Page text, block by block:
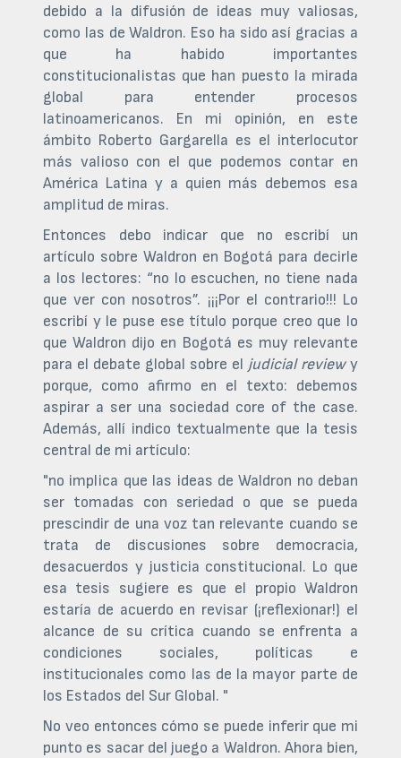
debido a la difusión de ideas muy valiosas,
como las de Waldron. Eso ha sido así gracias a
que ha habido importantes
constitucionalistas que han puesto la mirada
global para entender procesos
latinoamericanos. En mi opinión, en este
ámbito Roberto Gargarella es el interlocutor
más valioso con el que podemos contar en
América Latina y a quien más debemos esa
amplitud de miras.
Entonces debo indicar que no escribí un
artículo sobre Waldron en Bogotá para decirle
a los lectores: “no lo escuchen, no tiene nada
que ver con nosotros”. ¡¡¡Por el contrario!!! Lo
escribí y le puse ese título porque creo que lo
que Waldron dijo en Bogotá es muy relevante
para el debate global sobre el judicial reviewy
porque, como afirmo en el texto: debemos
aspirar a ser una sociedad core of the case.
Además, allí indico textualmente que la tesis
central de mi artículo:
"no implica que las ideas de Waldron no deban
ser tomadas con seriedad o que se pueda
prescindir de una voz tan relevante cuando se
trata de discusiones sobre democracia,
desacuerdos y justicia constitucional. Lo que
esa tesis sugiere es que el propio Waldron
estaría de acuerdo en revisar (¡reflexionar!) el
alcance de su crítica cuando se enfrenta a
condiciones sociales, políticas e
institucionales como las de la mayor parte de
los Estados del Sur Global. "
No veo entonces cómo se puede inferir que mi
punto es sacar del juego a Waldron. Ahora bien,